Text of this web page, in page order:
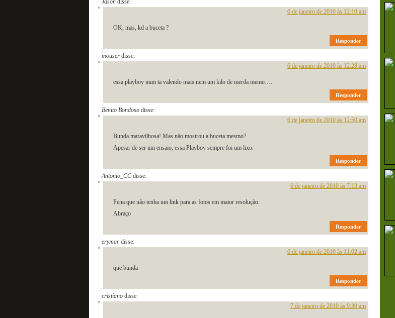
Jason disse:
6 de janeiro de 2010 às 12:10 am
OK, mas, kd a buceta ?
Responder
mouser disse:
6 de janeiro de 2010 às 12:28 am
essa playboy num ta valendo mais nem um kilo de merda memo….
Responder
Benito Bondoso disse:
6 de janeiro de 2010 às 12:50 am
Bunda maravilhosa! Mas não mostrou a buceta mesmo?
Apesar de ser um ensaio, essa Playboy sempre foi um lixo.
Responder
Antonio_CC disse:
6 de janeiro de 2010 às 7:13 am
Pena que não tenha um link para as fotos em maior resolução.
Abraço
Responder
erymar disse:
6 de janeiro de 2010 às 11:02 am
que bunda
Responder
cristiano disse:
7 de janeiro de 2010 às 9:30 am